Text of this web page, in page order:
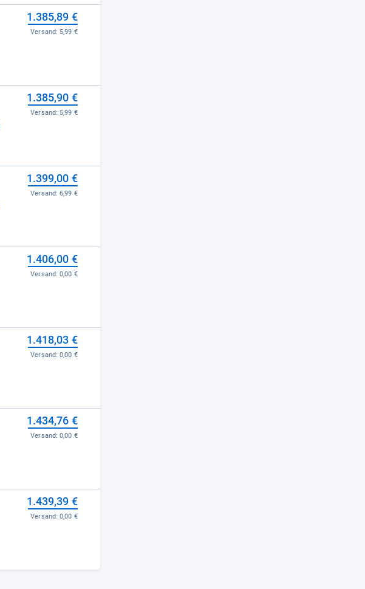
1.385,89 €
Versand: 5,99 €
1.385,90 €
Versand: 5,99 €
1.399,00 €
Versand:6,99 €
1.406,00 €
Versand:0,00 €
1.418,03 €
Versand:0,00 €
1.434,76 €
Versand:0,00 €
1.439,39 €
Versand:0,00 €